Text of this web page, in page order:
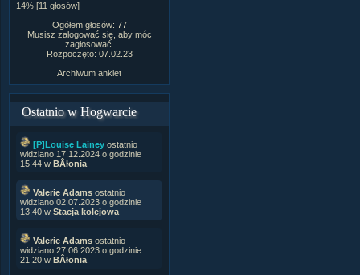
14% [11 głosów]
Ogółem głosów: 77
Musisz zalogować się, aby móc
zagłosować.
Rozpoczęto: 07.02.23
Archiwum ankiet
Ostatnio w Hogwarcie
[P]Louise Lainey ostatnio
widziano 17.12.2024 o godzinie
15:44 w BÂłonia
Valerie Adams ostatnio
widziano 02.07.2023 o godzinie
13:40 w Stacja kolejowa
Valerie Adams ostatnio
widziano 27.06.2023 o godzinie
21:20 w BÂłonia